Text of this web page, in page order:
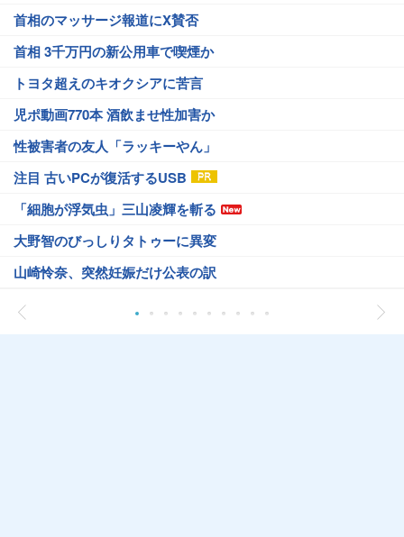
首相のマッサージ報道にX賛否
首相 3千万円の新公用車で喫煙か
トヨタ超えのキオクシアに苦言
児ポ動画770本 酒飲ませ性加害か
性被害者の友人「ラッキーやん」
注目 古いPCが復活するUSB
「細胞が浮気虫」三山凌輝を斬る
大野智のびっしりタトゥーに異変
山崎怜奈、突然妊娠だけ公表の訳